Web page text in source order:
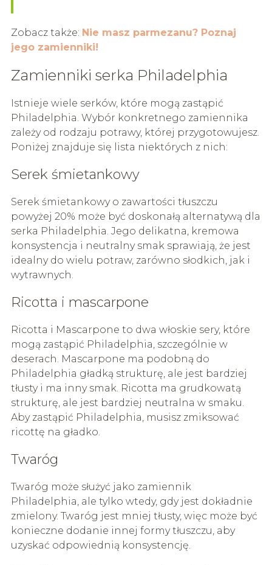
Zobacz także: Nie masz parmezanu? Poznaj
jego zamienniki!
Zamienniki serka Philadelphia
Istnieje wiele serków, które mogą zastąpić
Philadelphia. Wybór konkretnego zamiennika
zależy od rodzaju potrawy, której przygotowujesz.
Poniżej znajduje się lista niektórych z nich:
Serek śmietankowy
Serek śmietankowy o zawartości tłuszczu
powyżej 20% może być doskonałą alternatywą dla
serka Philadelphia. Jego delikatna, kremowa
konsystencja i neutralny smak sprawiają, że jest
idealny do wielu potraw, zarówno słodkich, jak i
wytrawnych.
Ricotta i mascarpone
Ricotta i Mascarpone to dwa włoskie sery, które
mogą zastąpić Philadelphia, szczególnie w
deserach. Mascarpone ma podobną do
Philadelphia gładką strukturę, ale jest bardziej
tłusty i ma inny smak. Ricotta ma grudkowatą
strukturę, ale jest bardziej neutralna w smaku.
Aby zastąpić Philadelphia, musisz zmiksować
ricottę na gładko.
Twaróg
Twaróg może służyć jako zamiennik
Philadelphia, ale tylko wtedy, gdy jest dokładnie
zmielony. Twaróg jest mniej tłusty, więc może być
konieczne dodanie innej formy tłuszczu, aby
uzyskać odpowiednią konsystencję.